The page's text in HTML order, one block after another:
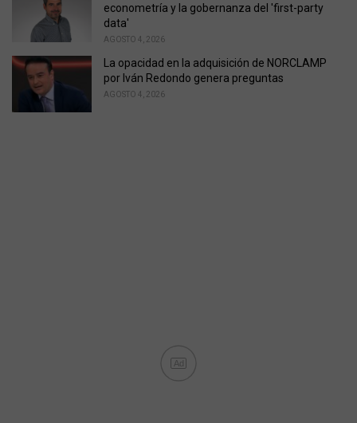
econometría y la gobernanza del 'first-party
data'
AGOSTO 4, 2026
La opacidad en la adquisición de NORCLAMP
por Iván Redondo genera preguntas
AGOSTO 4, 2026
Ad